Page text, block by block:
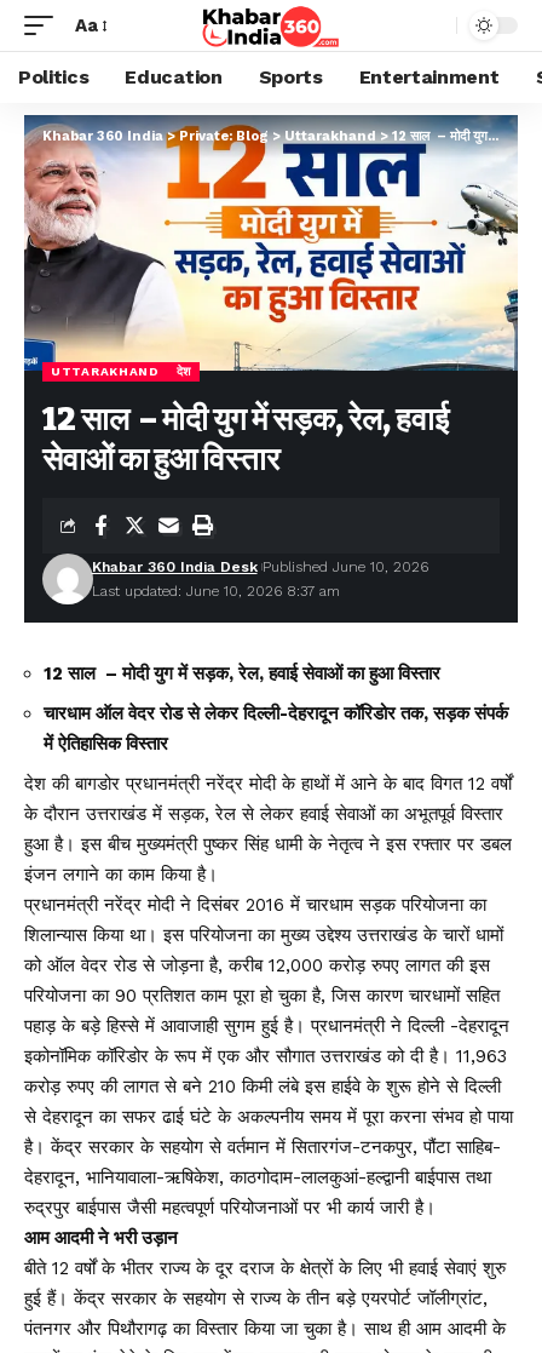
Aa
Politics Education Sports Entertainment
Khabar 360 India>Private: Blog>Uttarakhand>12 साल – मोदी युग में सड़क, रेल, हवाई सेवाओं का हुआ विस्तार
UTTARAKHAND देश
12 साल – मोदी युग में सड़क, रेल, हवाई
सेवाओं का हुआ विस्तार
Last updated: June 10, 2026 8:37 am
Khabar 360 India Desk Published June 10, 2026
12 साल – मोदी युग में सड़क, रेल, हवाई सेवाओं का हुआ विस्तार
चारधाम ऑल वेदर रोड से लेकर दिल्ली-देहरादून कॉरिडोर तक, सड़क संपर्क
में ऐतिहासिक विस्तार
देश की बागडोर प्रधानमंत्री नरेंद्र मोदी के हाथों में आने के बाद विगत 12 वर्षों
के दौरान उत्तराखंड में सड़क, रेल से लेकर हवाई सेवाओं का अभूतपूर्व विस्तार
हुआ है। इस बीच मुख्यमंत्री पुष्कर सिंह धामी के नेतृत्व ने इस रफ्तार पर डबल
इंजन लगाने का काम किया है।
प्रधानमंत्री नरेंद्र मोदी ने दिसंबर 2016 में चारधाम सड़क परियोजना का
शिलान्यास किया था। इस परियोजना का मुख्य उद्देश्य उत्तराखंड के चारों धामों
को ऑल वेदर रोड से जोड़ना है, करीब 12,000 करोड़ रुपए लागत की इस
परियोजना का 90 प्रतिशत काम पूरा हो चुका है, जिस कारण चारधामों सहित
पहाड़ के बड़े हिस्से में आवाजाही सुगम हुई है। प्रधानमंत्री ने दिल्ली -देहरादून
इकोनॉमिक कॉरिडोर के रूप में एक और सौगात उत्तराखंड को दी है। 11,963
करोड़ रुपए की लागत से बने 210 किमी लंबे इस हाईवे के शुरू होने से दिल्ली
से देहरादून का सफर ढाई घंटे के अकल्पनीय समय में पूरा करना संभव हो पाया
है। केंद्र सरकार के सहयोग से वर्तमान में सितारगंज-टनकपुर, पौंटा साहिब-
देहरादून, भानियावाला-ऋषिकेश, काठगोदाम-लालकुआं-हल्द्वानी बाईपास तथा
रुद्रपुर बाईपास जैसी महत्वपूर्ण परियोजनाओं पर भी कार्य जारी है।
आम आदमी ने भरी उड़ान
बीते 12 वर्षों के भीतर राज्य के दूर दराज के क्षेत्रों के लिए भी हवाई सेवाएं शुरु
हुई हैं। केंद्र सरकार के सहयोग से राज्य के तीन बड़े एयरपोर्ट जॉलीग्रांट,
पंतनगर और पिथौरागढ़ का विस्तार किया जा चुका है। साथ ही आम आदमी के